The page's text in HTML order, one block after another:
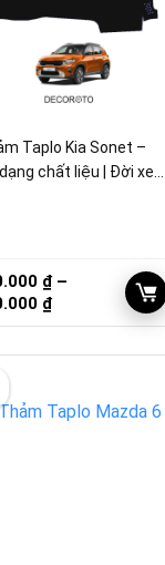
Taplo Kia Sonet –
chất liệu | Đời xe
₫ –
₫Khoảng
giá:
230.000 ₫